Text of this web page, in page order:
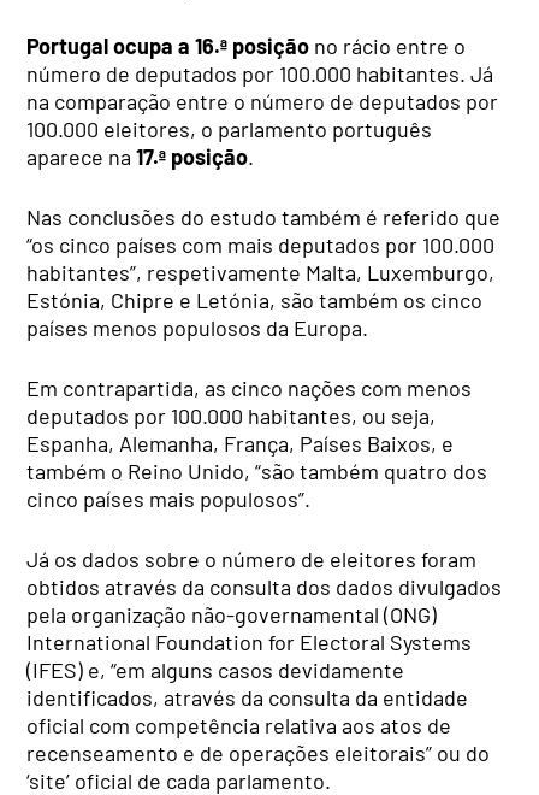
Portugal ocupa a 16.ª posição no rácio entre o
número de deputados por 100.000 habitantes. Já
na comparação entre o número de deputados por
100.000 eleitores, o parlamento português
aparece na17.ª posição.
Nas conclusões do estudo também é referido que
“os cinco países com mais deputados por 100.000
habitantes”, respetivamente Malta, Luxemburgo,
Estónia, Chipre e Letónia, são também os cinco
países menos populosos da Europa.
Em contrapartida, as cinco nações com menos
deputados por 100.000 habitantes, ou seja,
Espanha, Alemanha, França, Países Baixos, e
também o Reino Unido, “são também quatro dos
cinco países mais populosos”.
Já os dados sobre o número de eleitores foram
obtidos através da consulta dos dados divulgados
pela organização não-governamental (ONG)
International Foundation for Electoral Systems
(IFES) e, “em alguns casos devidamente
identificados, através da consulta da entidade
oficial com competência relativa aos atos de
recenseamento e de operações eleitorais” ou do
‘site’ oficial de cada parlamento.